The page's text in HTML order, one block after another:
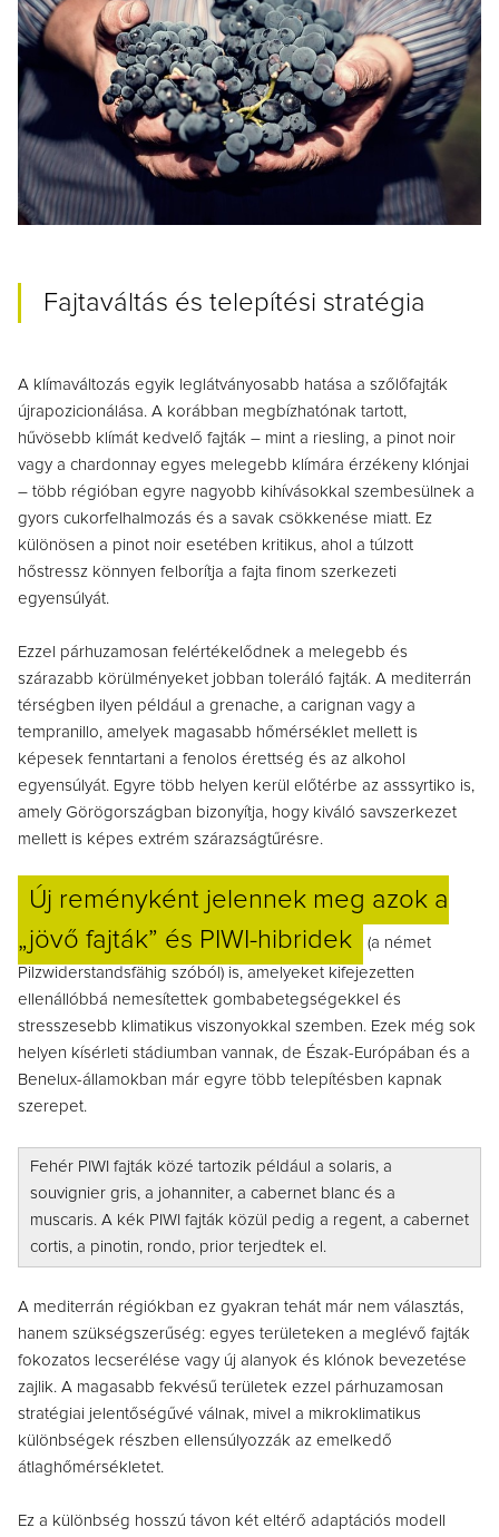
Fajtaváltás és telepítési stratégia
A klímaváltozás egyik leglátványosabb hatása a szőlőfajták
újrapozicionálása. A korábban megbízhatónak tartott,
hűvösebb klímát kedvelő fajták – mint a riesling, a pinot noir
vagy a chardonnay egyes melegebb klímára érzékeny klónjai
– több régióban egyre nagyobb kihívásokkal szembesülnek a
gyors cukorfelhalmozás és a savak csökkenése miatt. Ez
különösen a pinot noir esetében kritikus, ahol a túlzott
hőstressz könnyen felborítja a fajta finom szerkezeti
egyensúlyát.
Ezzel párhuzamosan felértékelődnek a melegebb és
szárazabb körülményeket jobban toleráló fajták. A mediterrán
térségben ilyen például a grenache, a carignan vagy a
tempranillo, amelyek magasabb hőmérséklet mellett is
képesek fenntartani a fenolos érettség és az alkohol
egyensúlyát. Egyre több helyen kerül előtérbe az asssyrtiko is,
amely Görögországban bizonyítja, hogy kiváló savszerkezet
mellett is képes extrém szárazságtűrésre.
Új reményként jelennek meg azok a
„jövő fajták” és PIWI-hibridek
(a német
Pilzwiderstandsfähig szóból) is, amelyeket kifejezetten
ellenállóbbá nemesítettek gombabetegségekkel és
stresszesebb klimatikus viszonyokkal szemben. Ezek még sok
helyen kísérleti stádiumban vannak, de Észak-Európában és a
Benelux-államokban már egyre több telepítésben kapnak
szerepet.
Fehér PIWI fajták közé tartozik például a solaris, a
souvignier gris, a johanniter, a cabernet blanc és a
muscaris. A kék PIWI fajták közül pedig a regent, a cabernet
cortis, a pinotin, rondo, prior terjedtek el.
A mediterrán régiókban ez gyakran tehát már nem választás,
hanem szükségszerűség: egyes területeken a meglévő fajták
fokozatos lecserélése vagy új alanyok és klónok bevezetése
zajlik. A magasabb fekvésű területek ezzel párhuzamosan
stratégiai jelentőségűvé válnak, mivel a mikroklimatikus
különbségek részben ellensúlyozzák az emelkedő
átlaghőmérsékletet.
Ez a különbség hosszú távon két eltérő adaptációs modell